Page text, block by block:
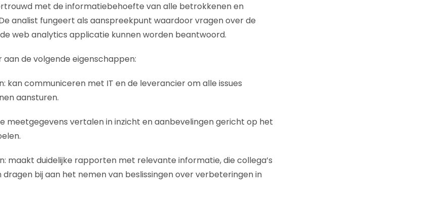
met de informatiebehoefte van alle betrokkenen en
analist fungeert als aanspreekpunt waardoor vragen over de
web analytics applicatie kunnen worden beantwoord.
de volgende eigenschappen:
kan communiceren met IT en de leverancier om alle issues
aansturen.
meetgegevens vertalen in inzicht en aanbevelingen gericht op het
maakt duidelijke rapporten met relevante informatie, die collega’s
bij aan het nemen van beslissingen over verbeteringen in